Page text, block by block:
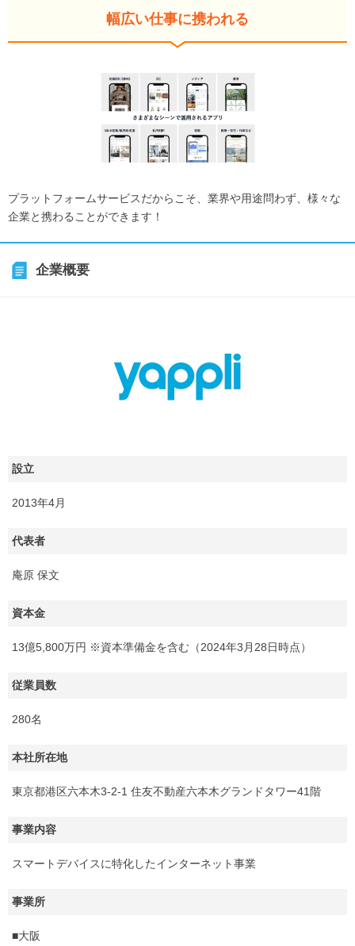
幅広い仕事に携われる
プラットフォームサービスだからこそ、業界や用途問わず、様々な
企業と携わることができます！
企業概要
設立
2013年4月
代表者
庵原 保文
資本金
13億5,800万円 ※資本準備金を含む（2024年3月28日時点）
従業員数
280名
本社所在地
東京都港区六本木3-2-1 住友不動産六本木グランドタワー41階
事業内容
スマートデバイスに特化したインターネット事業
事業所
■大阪